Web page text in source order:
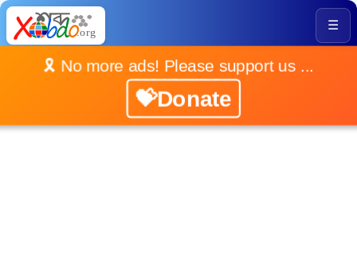
☰
🎗️ No more ads! Please support us ...
💝Donate